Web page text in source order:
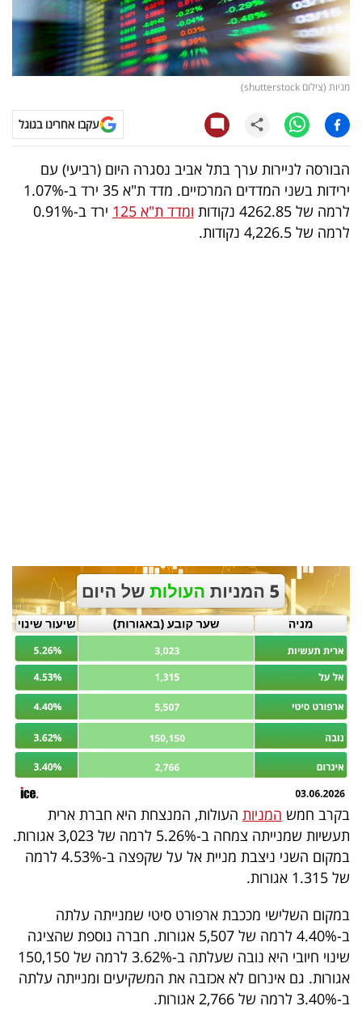
עסקית
קריפטו
ויראלי
טלוויזיה
עסקי
ספורט
קריירה
5
המילון
הכלכלי
פודקאסט
40
UNDER
40
שיתופי
פעולה
דרושים
ניוזלטרים
מניות (צילום shutterstock)
עקבו אחרינו בגוגל
הבורסה לניירות ערך בתל אביב נסגרה היום (רביעי) עם
ירידות בשני המדדים המרכזיים. מדד ת"א 35 ירד ב-1.07%
לרמה של 4262.85 נקודות
ומדד ת"א 125
ירד ב-0.91%
לרמה של 4,226.5 נקודות.
בקרב חמש המניות העולות, המנצחת היא חברת ארית
תעשיות שמנייתה צמחה ב-5.26% לרמה של 3,023 אגורות.
במקום השני ניצבת מניית אל על שקפצה ב-4.53% לרמה
של 1.315 אגורות.
במקום השלישי מככבת ארפורט סיטי שמנייתה עלתה
ב-4.40% לרמה של 5,507 אגורות. חברה נוספת שהציגה
שינוי חיובי היא נובה שעלתה ב-3.62% לרמה של 150,150
אגורות. גם אינרום לא אכזבה את המשקיעים ומנייתה עלתה
ב-3.40% לרמה של 2,766 אגורות.